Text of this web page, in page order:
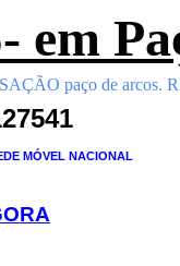
paço de arcos.
MÓVEL NACIONAL